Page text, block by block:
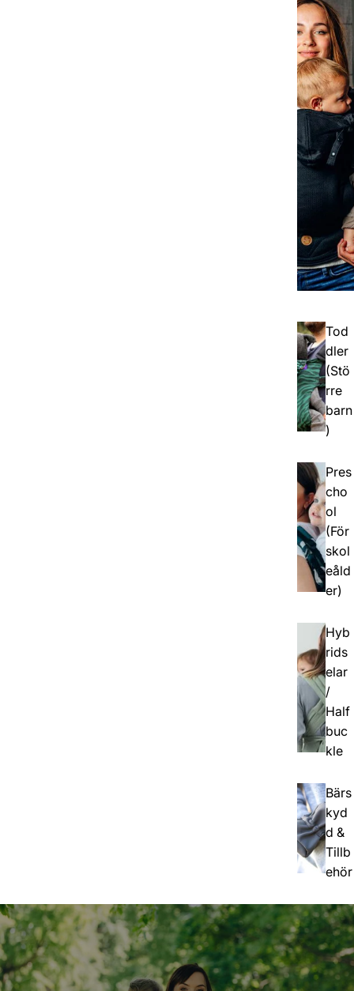
Tod
dler
(Stö
rre
barn
)
Pres
cho
ol
(För
skol
eåld
er)
Hyb
rids
elar
/
Half
buc
kle
Bärs
kyd
d &
Tillb
ehör